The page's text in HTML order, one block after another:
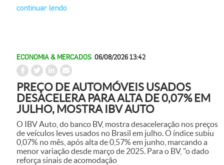
continuar lendo
ECONOMIA & MERCADOS 06/08/2026 13:42
PREÇO DE AUTOMÓVEIS USADOS
DESACELERA PARA ALTA DE 0,07% EM
JULHO, MOSTRA IBV AUTO
O IBV Auto, do banco BV, mostra desaceleração nos preços
de veículos leves usados no Brasil em julho. O índice subiu
0,07% no mês, após alta de 0,57% em junho, marcando a
menor variação desde março de 2025. Para o BV, "o dado
reforça sinais de acomodação